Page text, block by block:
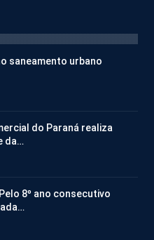
saneamento urbano
do Paraná realiza
da…
8º ano consecutivo